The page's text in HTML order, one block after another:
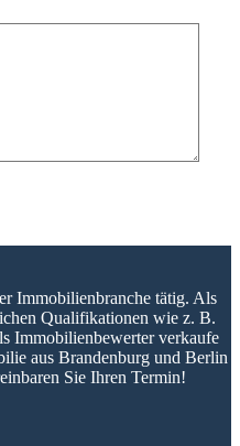
Immobilienbranche tätig. Als
Qualifikationen wie z. B.
Immobilienbewerter verkaufe
aus Brandenburg und Berlin
Sie Ihren Termin!